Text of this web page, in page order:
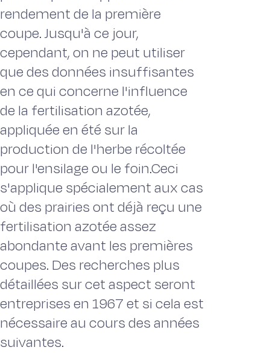
rendement de la première
coupe. Jusqu'à ce jour,
cependant, on ne peut utiliser
que des données insuffisantes
en ce qui concerne l'influence
de la fertilisation azotée,
appliquée en été sur la
production de l'herbe récoltée
pour l'ensilage ou le foin.Ceci
s'applique spécialement aux cas
où des prairies ont déjà reçu une
fertilisation azotée assez
abondante avant les premières
coupes. Des recherches plus
détaillées sur cet aspect seront
entreprises en 1967 et si cela est
nécessaire au cours des années
suivantes.